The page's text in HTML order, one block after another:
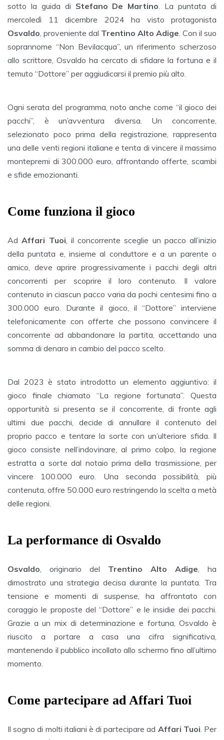
sotto la guida di Stefano De Martino . La puntata di
mercoledì 11 dicembre 2024 ha visto protagonista
Osvaldo , proveniente dal Trentino Alto Adige . Con il suo
soprannome “Non Bevilacqua”, un riferimento scherzoso
allo scrittore, Osvaldo ha cercato di sfidare la fortuna e il
temuto “Dottore” per aggiudicarsi il premio più alto.
Ogni serata del programma, noto anche come “il gioco dei
pacchi”, è un’avventura diversa. Un concorrente,
selezionato poco prima della registrazione, rappresenta
una delle venti regioni italiane e tenta di vincere il massimo
montepremi di 300.000 euro, affrontando offerte, scambi
e sfide emozionanti.
Come funziona il gioco
AdAffari Tuoi , il concorrente sceglie un pacco all’inizio
della puntata e, insieme al conduttore e a un parente o
amico, deve aprire progressivamente i pacchi degli altri
concorrenti per scoprire il loro contenuto. Il valore
contenuto in ciascun pacco varia da pochi centesimi fino a
300.000 euro. Durante il gioco, il “Dottore” interviene
telefonicamente con offerte che possono convincere il
concorrente ad abbandonare la partita, accettando una
somma di denaro in cambio del pacco scelto.
Dal 2023 è stato introdotto un elemento aggiuntivo: il
gioco finale chiamato “La regione fortunata”. Questa
opportunità si presenta se il concorrente, di fronte agli
ultimi due pacchi, decide di annullare il contenuto del
proprio pacco e tentare la sorte con un’ulteriore sfida. Il
gioco consiste nell’indovinare, al primo colpo, la regione
estratta a sorte dal notaio prima della trasmissione, per
vincere 100.000 euro. Una seconda possibilità, più
contenuta, offre 50.000 euro restringendo la scelta a metà
delle regioni.
La performance di Osvaldo
Osvaldo , originario del Trentino Alto Adige , ha
dimostrato una strategia decisa durante la puntata. Tra
tensione e momenti di suspense, ha affrontato con
coraggio le proposte del “Dottore” e le insidie dei pacchi.
Grazie a un mix di determinazione e fortuna, Osvaldo è
riuscito a portare a casa una cifra significativa,
mantenendo il pubblico incollato allo schermo fino all’ultimo
momento.
Come partecipare ad Affari Tuoi
Il sogno di molti italiani è di partecipare ad Affari Tuoi . Per